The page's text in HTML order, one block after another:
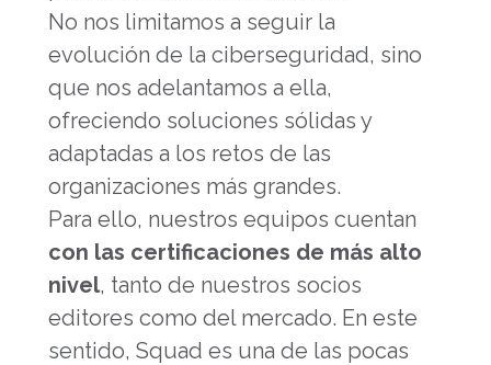
No nos limitamos a seguir la
evolución de la ciberseguridad, sino
que nos adelantamos a ella,
ofreciendo soluciones sólidas y
adaptadas a los retos de las
organizaciones más grandes.
Para ello, nuestros equipos cuentan
con las certificaciones de más alto
nivel, tanto de nuestros socios
editores como del mercado. En este
sentido, Squad es una de las pocas